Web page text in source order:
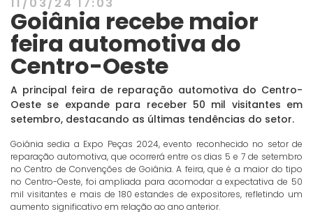
11/03/24 17:03
Goiânia recebe maior
feira automotiva do
Centro-Oeste
A principal feira de reparação automotiva do Centro-
Oeste se expande para receber 50 mil visitantes em
setembro, destacando as últimas tendências do setor.
Goiânia sedia a Expo Peças 2024, evento reconhecido no setor de
reparação automotiva, que ocorrerá entre os dias 5 e 7 de setembro
no Centro de Convenções de Goiânia. A feira, que é a maior do tipo
no Centro-Oeste, foi ampliada para acomodar a expectativa de 50
mil visitantes e mais de 180 estandes de expositores, refletindo um
aumento significativo em relação ao ano anterior.